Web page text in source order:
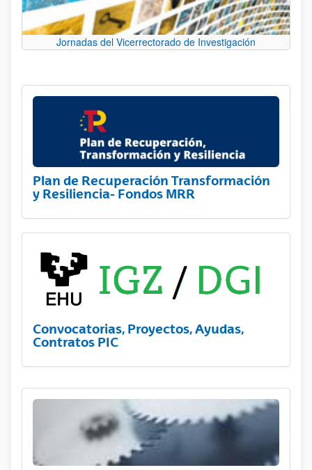
Jornadas del Vicerrectorado de Investigación
Plan de Recuperación Transformación
y Resiliencia- Fondos MRR
Convocatorias, Proyectos, Ayudas,
Contratos PIC